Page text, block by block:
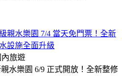
親水樂園 7/4 當天免門票！全新
設施全面升級
內旅遊